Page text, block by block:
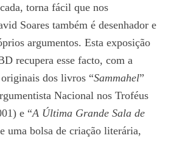
torna fácil que nos
Soares também é desenhador e
argumentos. Esta exposição
recupera esse facto, com a
dos livros “Sammahel”
Nacional nos Troféus
e “A Última Grande Sala de
uma bolsa de criação literária,